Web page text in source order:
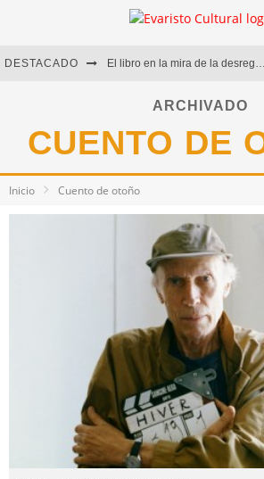
DESTACADO El libro en la mira de la desregulación
Marcelo Rubio | El llovedor
Diego Meret | Hotel Acapulco
Alejandra Correa | La nieve
ARCHIVADO
CUENTO DE
Inicio Cuento de otoño